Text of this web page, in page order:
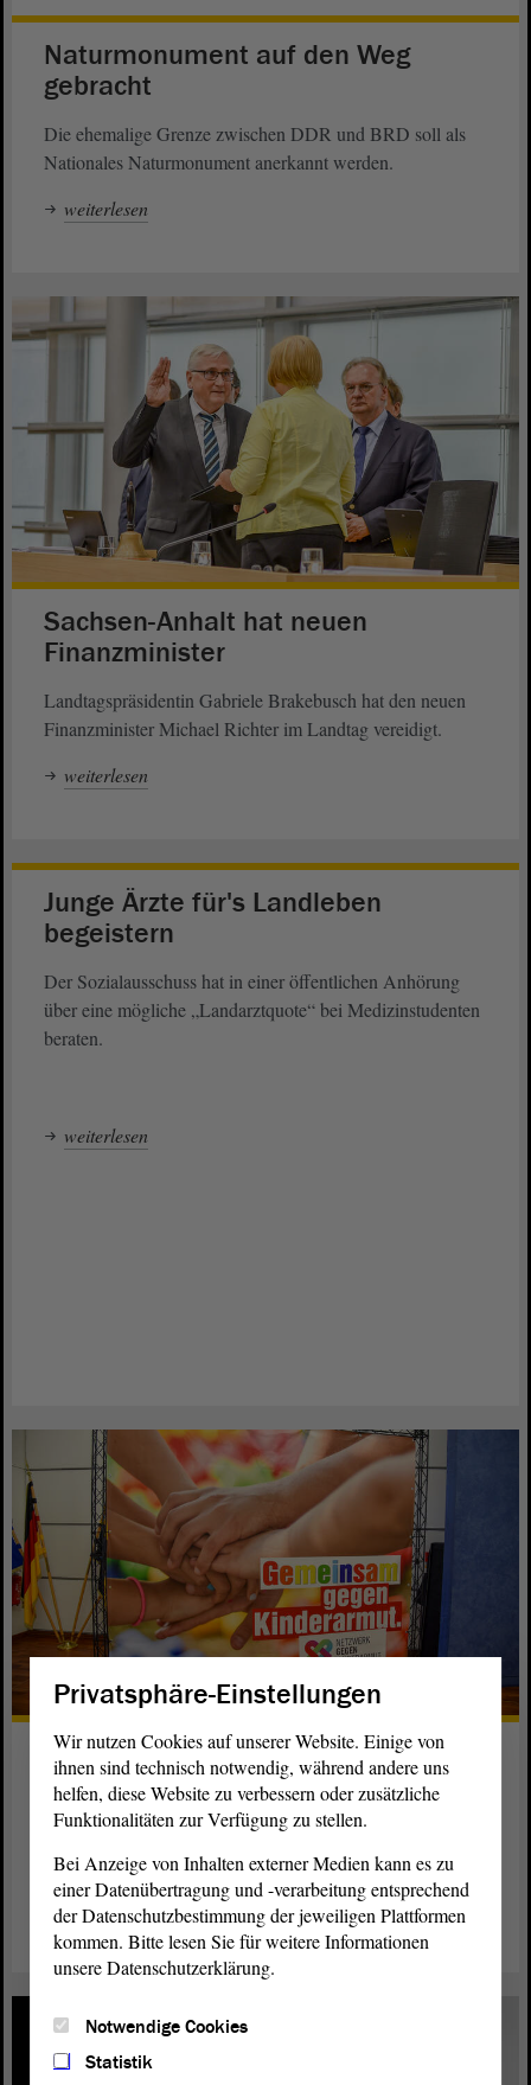
Naturmonument auf den Weg
gebracht
Die ehemalige Grenze zwischen DDR und BRD soll als
Nationales Naturmonument anerkannt werden.
weiterlesen
Sachsen-Anhalt hat neuen
Finanzminister
Landtagspräsidentin Gabriele Brakebusch hat den neuen
Finanzminister Michael Richter im Landtag vereidigt.
weiterlesen
Junge Ärzte für's Landleben
begeistern
Der Sozialausschuss hat in einer öffentlichen Anhörung
über eine mögliche „Landarztquote“ bei Medizinstudenten
beraten.
weiterlesen
Experten sprechen über
Kinderarmut
In Magdeburg hat eine Konferenz gegen Kinderarmut
stattgefunden. Mit dabei war Landtagspräsidentin Gabriele
Brakebusch.
weiterlesen
Privatsphäre-Einstellungen
Wir nutzen Cookies auf unserer Website. Einige von
ihnen sind technisch notwendig, während andere uns
helfen, diese Website zu verbessern oder zusätzliche
Funktionalitäten zur Verfügung zu stellen.
Bei Anzeige von Inhalten externer Medien kann es zu
einer Datenübertragung und -verarbeitung entsprechend
der Datenschutzbestimmung der jeweiligen Plattformen
kommen. Bitte lesen Sie für weitere Informationen
unsere Datenschutzerklärung.
Notwendige Cookies
Statistik